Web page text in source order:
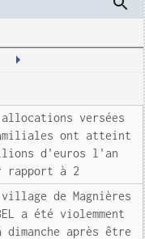
versées
ont atteint
d'euros l'an
rapport à 2
de Magnières
a été violemment
après être